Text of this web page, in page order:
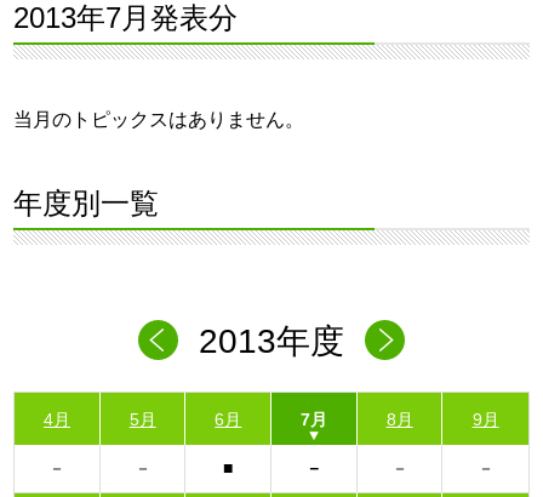
2013年7月発表分
当月のトピックスはありません。
年度別一覧
2013年度
4月 5月 6月 7月 8月 9月